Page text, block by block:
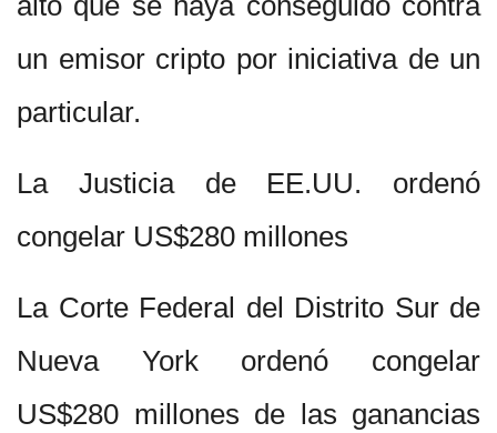
un emisor cripto por iniciativa de un
particular.
La Justicia de EE.UU. ordenó
congelar US$280 millones
La Corte Federal del Distrito Sur de
Nueva York ordenó congelar
US$280 millones de las ganancias